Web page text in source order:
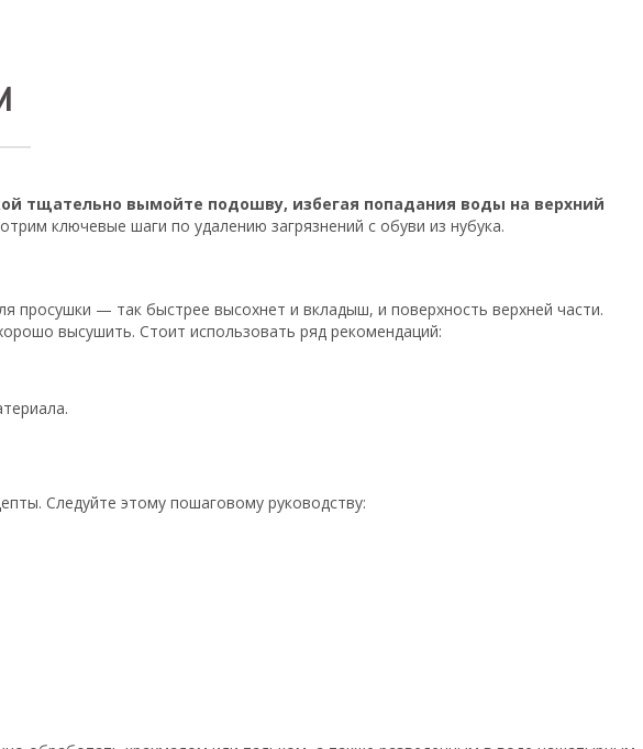
тщательно вымойте подошву, избегая попадания воды на верхний
ключевые шаги по удалению загрязнений с обуви из нубука.
просушки — так быстрее высохнет и вкладыш, и поверхность верхней части.
высушить. Стоит использовать ряд рекомендаций:
Следуйте этому пошаговому руководству: